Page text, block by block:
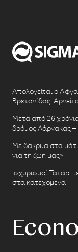
Απολογείται ο
Βρετανίδας-
Μετά από 26
δρόμος Λάρνακας –
Με δάκρυα στα
για τη ζωή μας»
Ισχυρισμοί Τατάρ
στα κατεχόμενα